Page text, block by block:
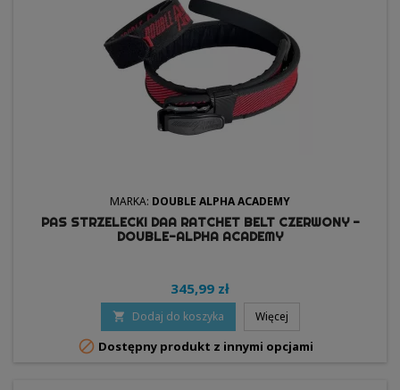
MARKA: DOUBLE ALPHA ACADEMY
PAS STRZELECKI DAA RATCHET BELT CZERWONY -
DOUBLE-ALPHA ACADEMY
345,99 zł
 Dodaj do koszyka Więcej
 Dostępny produkt z innymi opcjami